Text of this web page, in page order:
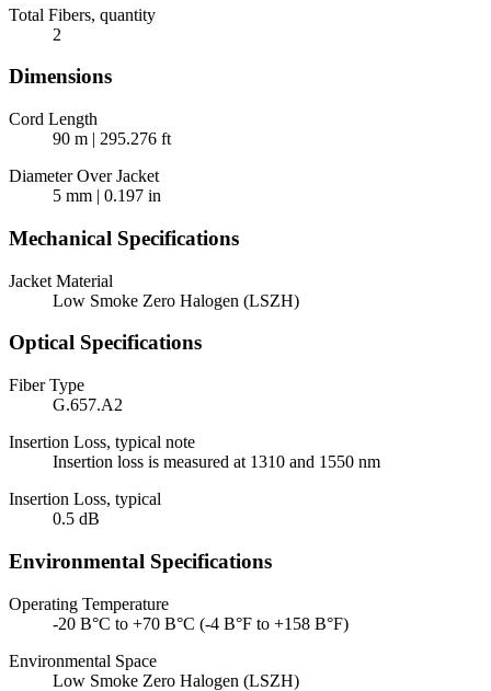
Total Fibers, quantity
2
Dimensions
Cord Length
90 m | 295.276 ft
Diameter Over Jacket
5 mm | 0.197 in
Mechanical Specifications
Jacket Material
Low Smoke Zero Halogen (LSZH)
Optical Specifications
Fiber Type
G.657.A2
Insertion Loss, typical note
Insertion loss is measured at 1310 and 1550 nm
Insertion Loss, typical
0.5 dB
Environmental Specifications
Operating Temperature
-20 В°C to +70 В°C (-4 В°F to +158 В°F)
Environmental Space
Low Smoke Zero Halogen (LSZH)